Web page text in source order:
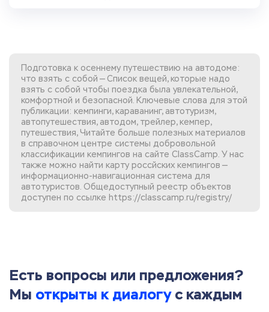
Подготовка к осеннему путешествию на автодоме:
что взять с собой — Список вещей, которые надо
взять с собой чтобы поездка была увлекательной,
комфортной и безопасной. Ключевые слова для этой
публикации: кемпинги, караванинг, автотуризм,
автопутешествия, автодом, трейлер, кемпер,
путешествия, Читайте больше полезных материалов
в справочном центре системы добровольной
классификации кемпингов на сайте ClassCamp. У нас
также можно найти карту россйских кемпингов —
информационно-навигационная система для
автотуристов. Общедоступный реестр объектов
доступен по ссылке https://classcamp.ru/registry/
Есть вопросы или предложения?
Мы открыты к диалогус каждым